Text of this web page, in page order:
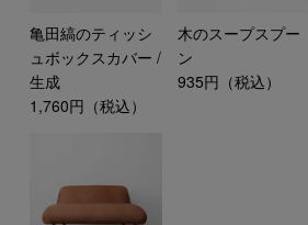
亀田縞のティッシ
ュボックスカバー /
生成
1,760円（税込）
木のスープスプー
ン
935円（税込）